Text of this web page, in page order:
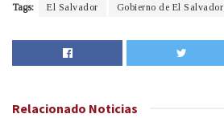
Tags: El Salvador Gobierno de El Salvador
Relacionado Noticias